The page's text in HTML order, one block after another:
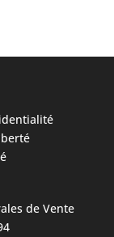
de Vente